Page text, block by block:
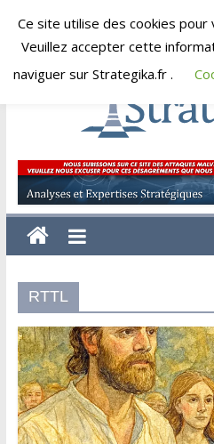
Skip
samedi, août
Strategika
Expertise
et
Analyses
RTTL
Ce site utilise des cookies
Veuillez accepter cette
naviguer sur Strategika.fr .